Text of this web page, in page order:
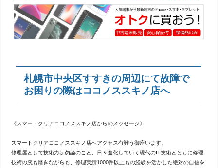
札幌市中央区すすきの周辺にて故障で
お困りの際はココノススキノ店へ
《スマートクリアココノススキノ店からのメッセージ》
スマートクリアココノススキノ店へアクセス有難う御座います。
修理屋として技術力は勿論のこと、日々進化していく現代のIT技術とともに修理
技術の腕も磨きながらも、修理実績1000件以上もの経験を活かした絶対の自信を